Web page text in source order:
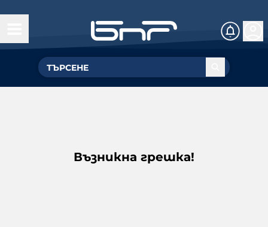
Възникна грешка!